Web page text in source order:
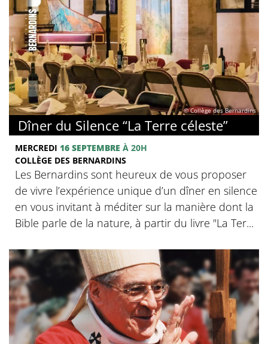
© Collège des Bernardins
Dîner du Silence “La Terre céleste”
MERCREDI 16 SEPTEMBRE À 20H
COLLÈGE DES BERNARDINS
Les Bernardins sont heureux de vous proposer
de vivre l’expérience unique d’un dîner en silence
en vous invitant à méditer sur la manière dont la
Bible parle de la nature, à partir du livre "La Ter...